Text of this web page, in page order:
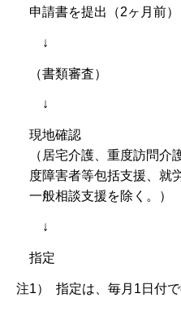
申請書を提出（2ヶ月前）
↓
（書類審査）
↓
現地確認
（居宅介護、重度訪問
度障害者等包括支援、就
一般相談支援を除く。）
↓
指定
注1） 指定は、毎月1日付で